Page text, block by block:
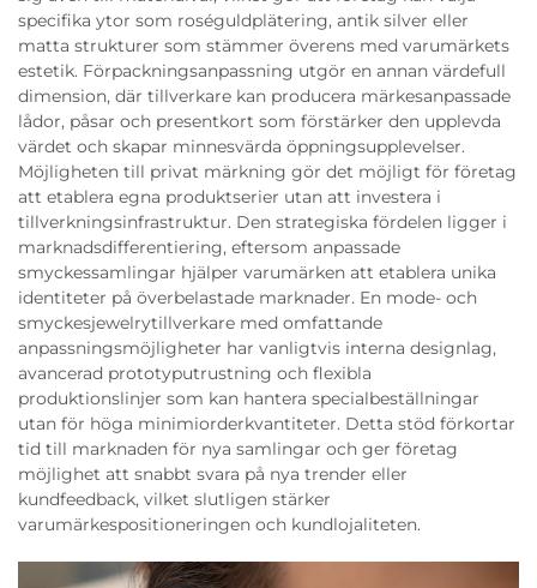
specifika ytor som roséguldplätering, antik silver eller
matta strukturer som stämmer överens med varumärkets
estetik. Förpackningsanpassning utgör en annan värdefull
dimension, där tillverkare kan producera märkesanpassade
lådor, påsar och presentkort som förstärker den upplevda
värdet och skapar minnesvärda öppningsupplevelser.
Möjligheten till privat märkning gör det möjligt för företag
att etablera egna produktserier utan att investera i
tillverkningsinfrastruktur. Den strategiska fördelen ligger i
marknadsdifferentiering, eftersom anpassade
smyckessamlingar hjälper varumärken att etablera unika
identiteter på överbelastade marknader. En mode- och
smyckesjewelrytillverkare med omfattande
anpassningsmöjligheter har vanligtvis interna designlag,
avancerad prototyputrustning och flexibla
produktionslinjer som kan hantera specialbeställningar
utan för höga minimiorderkvantiteter. Detta stöd förkortar
tid till marknaden för nya samlingar och ger företag
möjlighet att snabbt svara på nya trender eller
kundfeedback, vilket slutligen stärker
varumärkespositioneringen och kundlojaliteten.